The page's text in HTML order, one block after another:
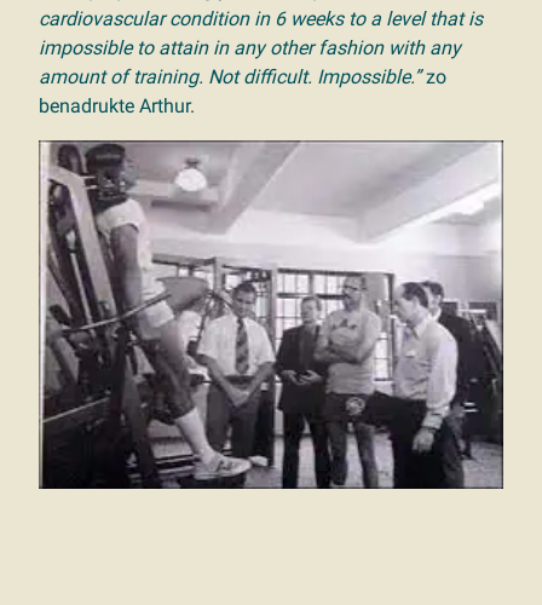
cardiovascular condition in 6 weeks to a level that is
impossible to attain in any other fashion with any
amount of training. Not difficult. Impossible.”zo
benadrukte Arthur.